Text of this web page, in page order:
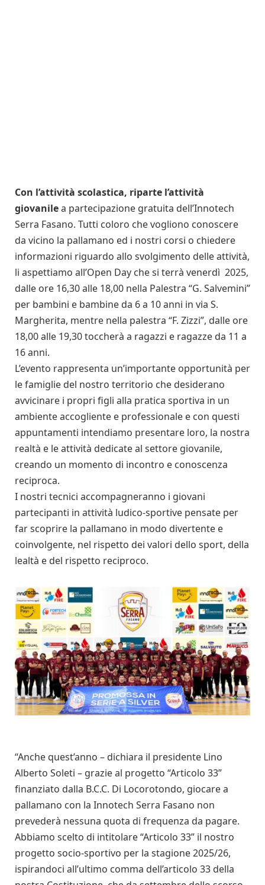
Con l’attività scolastica, riparte l’attività
giovanilea partecipazione gratuita dell’Innotech
Serra Fasano. Tutti coloro che vogliono conoscere
da vicino la pallamano ed i nostri corsi o chiedere
informazioni riguardo allo svolgimento delle attività,
li aspettiamo all’Open Day che si terrà venerdì 2025,
dalle ore 16,30 alle 18,00 nella Palestra “G. Salvemini”
per bambini e bambine da 6 a 10 anni in via S.
Margherita, mentre nella palestra “F. Zizzi”, dalle ore
18,00 alle 19,30 toccherà a ragazzi e ragazze da 11 a
16 anni.
L’evento rappresenta un’importante opportunità per
le famiglie del nostro territorio che desiderano
avvicinare i propri figli alla pratica sportiva in un
ambiente accogliente e professionale e con questi
appuntamenti intendiamo presentare loro, la nostra
realtà e le attività dedicate al settore giovanile,
creando un momento di incontro e conoscenza
reciproca.
I nostri tecnici accompagneranno i giovani
partecipanti in attività ludico-sportive pensate per
far scoprire la pallamano in modo divertente e
coinvolgente, nel rispetto dei valori dello sport, della
lealtà e del rispetto reciproco.
“Anche quest’anno – dichiara il presidente Lino
Alberto Soleti – grazie al progetto “Articolo 33”
finanziato dalla B.C.C. Di Locorotondo, giocare a
pallamano con la Innotech Serra Fasano non
prevederà nessuna quota di frequenza da pagare.
Abbiamo scelto di intitolare “Articolo 33” il nostro
progetto socio-sportivo per la stagione 2025/26,
ispirandoci all’ultimo comma dell’articolo 33 della